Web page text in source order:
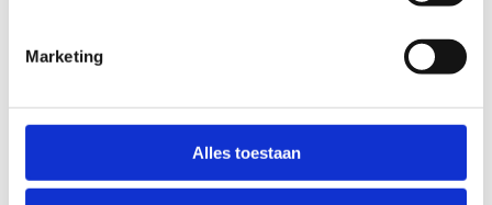
Marketing
Alles toestaan
E-mailadres